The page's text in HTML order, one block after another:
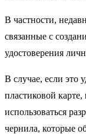
В частности,
связанные с
удостоверения
В случае, если это
пластиковой
использоваться
чернила, которые